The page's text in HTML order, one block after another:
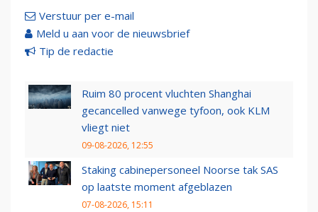
Verstuur per e-mail
Meld u aan voor de nieuwsbrief
Tip de redactie
Ruim 80 procent vluchten Shanghai
gecancelled vanwege tyfoon, ook KLM
vliegt niet
09-08-2026, 12:55
Staking cabinepersoneel Noorse tak SAS
op laatste moment afgeblazen
07-08-2026, 15:11